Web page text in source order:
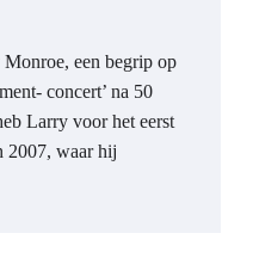
een begrip op
concert’ na 50
Larry voor het eerst
2007, waar hij